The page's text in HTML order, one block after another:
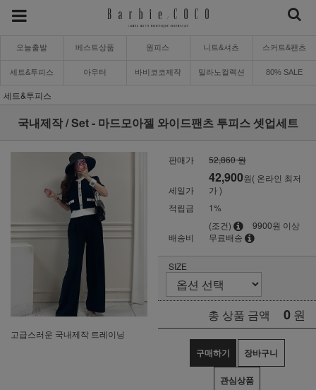
오늘출발 베스트상품 원피스 니트&셔츠 스커트&팬츠
세트&투피스 아우터 바비코코제작 밀라노컬렉션 80% SALE
세트&투피스
국내제작 / Set - 마드모아젤 와이드팬츠 투피스 셋업세트
고급스러운 국내제작 트레이닝
판매가 52,860 원
세일가
42,900원( 온라인 최저
가 )
적립금
1%
배송비
(조건)
9900원 이상
무료배송
SIZE
총 상품 금액 0 원
구매하기 장바구니
관심상품